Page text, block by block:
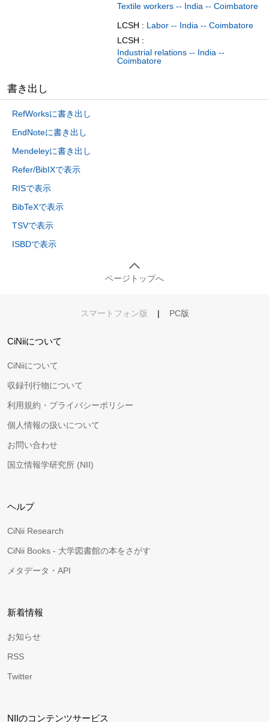
Textile workers -- India -- Coimbatore
LCSH : Labor -- India -- Coimbatore
LCSH :
Industrial relations -- India --
Coimbatore
書き出し
RefWorksに書き出し
EndNoteに書き出し
Mendeleyに書き出し
Refer/BibIXで表示
RISで表示
BibTeXで表示
TSVで表示
ISBDで表示
ページトップへ
スマートフォン版 | PC版
CiNiiについて
CiNiiについて
収録刊行物について
利用規約・プライバシーポリシー
個人情報の扱いについて
お問い合わせ
国立情報学研究所 (NII)
ヘルプ
CiNii Research
CiNii Books - 大学図書館の本をさがす
メタデータ・API
新着情報
お知らせ
RSS
Twitter
NIIのコンテンツサービス